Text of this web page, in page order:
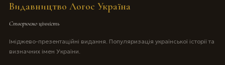
Видавництво Логос Україна
Створюємо цінність
Іміджево-презентаційні видання. Популяризація української історії та
визначних імен України.